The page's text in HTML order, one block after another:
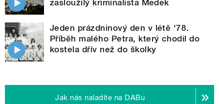
zasloužilý kriminalista Medek
Jeden prázdninový den v létě '78.
Příběh malého Petra, který chodil do
kostela dřív než do školky
Jak nás naladíte na DABu